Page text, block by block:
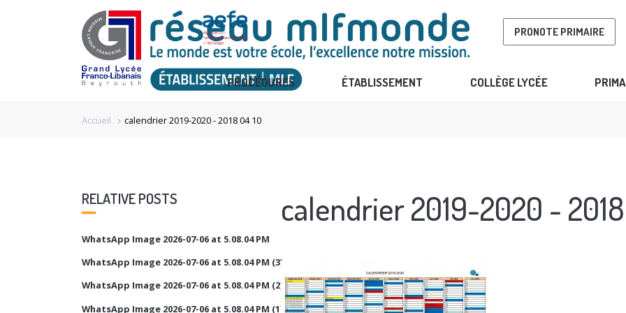
PRONOTE PRIMAIRE
PROCÉDURES ÉTABLISSEMENT COLLÈGE LYCÉE
Accueil chevron_right calendrier 2019-2020 - 2018 04 10
RELATIVE POSTS
WhatsApp Image 2026-07-06 at 5.08.04 PM
WhatsApp Image 2026-07-06 at 5.08.04 PM (3)
WhatsApp Image 2026-07-06 at 5.08.04 PM (2)
WhatsApp Image 2026-07-06 at 5.08.04 PM (1)
calendrier 2019-2020 -